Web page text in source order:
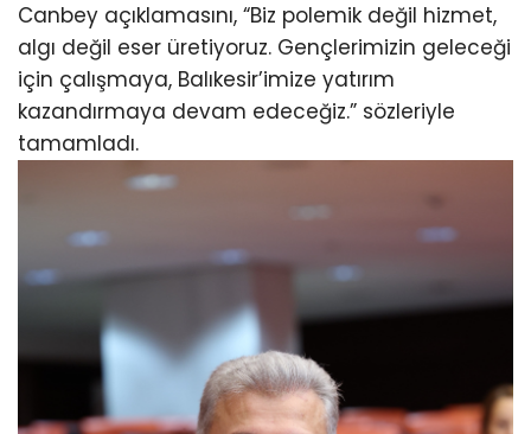
Canbey açıklamasını, “Biz polemik değil hizmet,
algı değil eser üretiyoruz. Gençlerimizin geleceği
için çalışmaya, Balıkesir’imize yatırım
kazandırmaya devam edeceğiz.” sözleriyle
tamamladı.